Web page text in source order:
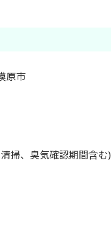
市
、臭気確認期間含む)